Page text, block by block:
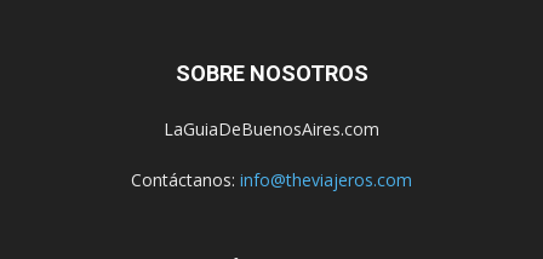
SOBRE NOSOTROS
LaGuiaDeBuenosAires.com
Contáctanos: info@theviajeros.com